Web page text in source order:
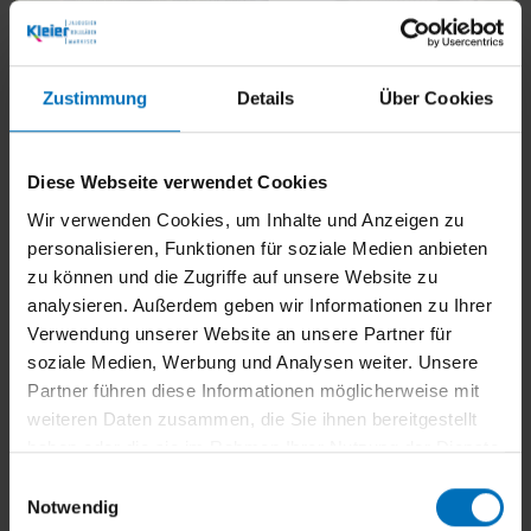
Zustimmung Details Über Cookies
Diese Webseite verwendet Cookies
Wir verwenden Cookies, um Inhalte und Anzeigen zu
personalisieren, Funktionen für soziale Medien anbieten
zu können und die Zugriffe auf unsere Website zu
analysieren. Außerdem geben wir Informationen zu Ihrer
Verwendung unserer Website an unsere Partner für
soziale Medien, Werbung und Analysen weiter. Unsere
Partner führen diese Informationen möglicherweise mit
weiteren Daten zusammen, die Sie ihnen bereitgestellt
haben oder die sie im Rahmen Ihrer Nutzung der Dienste
Notwendig